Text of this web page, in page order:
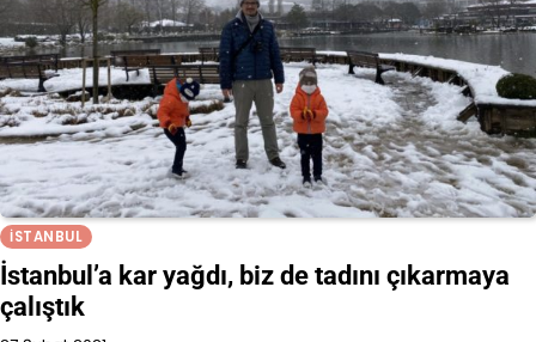
İSTANBUL
İstanbul’a kar yağdı, biz de tadını çıkarmaya
çalıştık